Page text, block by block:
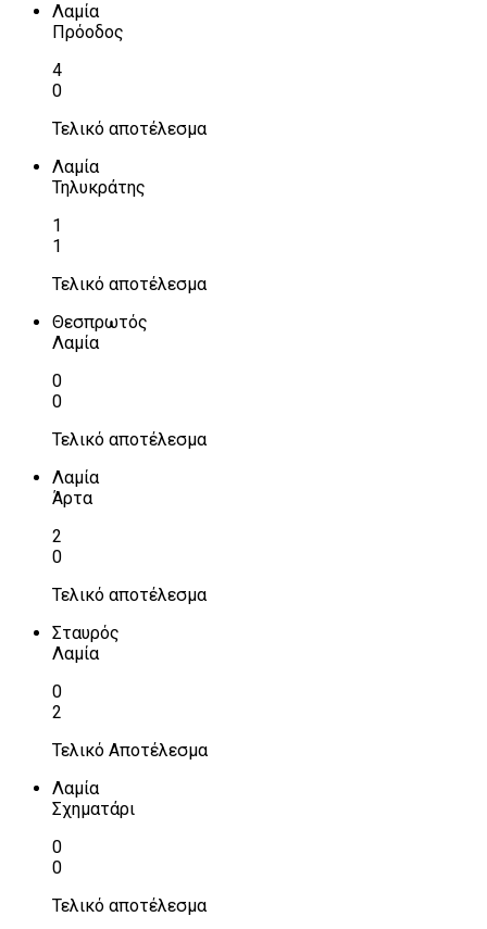
Λαμία
Πρόοδος
4
0
Τελικό αποτέλεσμα
Λαμία
Τηλυκράτης
1
1
Τελικό αποτέλεσμα
Θεσπρωτός
Λαμία
0
0
Τελικό αποτέλεσμα
Λαμία
Άρτα
2
0
Τελικό αποτέλεσμα
Σταυρός
Λαμία
0
2
Τελικό Αποτέλεσμα
Λαμία
Σχηματάρι
0
0
Τελικό αποτέλεσμα